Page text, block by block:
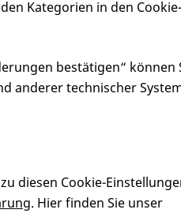
Was ist zu tun, wenn ich in
sind die formalen
Kategorien in den Cookie-
bestätigen“ können
anderer technischer
diesen Cookie-
. Hier finden Sie unser